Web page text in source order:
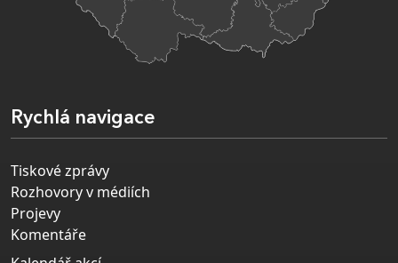
Rychlá navigace
Tiskové zprávy
Rozhovory v médiích
Projevy
Komentáře